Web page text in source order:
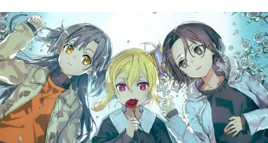
2.5次元 配信・Vtuber トレンド 無料マンガ
最新記事一覧
アニメ記事一覧 声優記事一覧
アニメ映画一覧 実写化映画一覧